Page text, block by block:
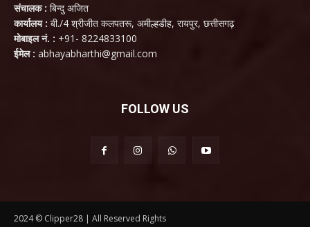
संचालक : बिन्दु अजित
कार्यालय : बी./4 श्रीजीत कलपतरू, अमील्हडीह, रायपुर, छत्तीसगढ़
मोबाइल नं. : +91- 8224833100
ईमेल : abhayabharthi@gmail.com
FOLLOW US
2024 © Clipper28 | All Reserved Rights